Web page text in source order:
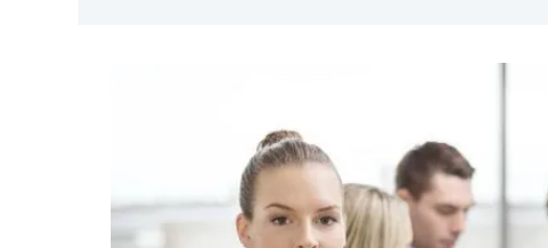
zakresu bezpieczeństwa i higieny pracy Szkoły